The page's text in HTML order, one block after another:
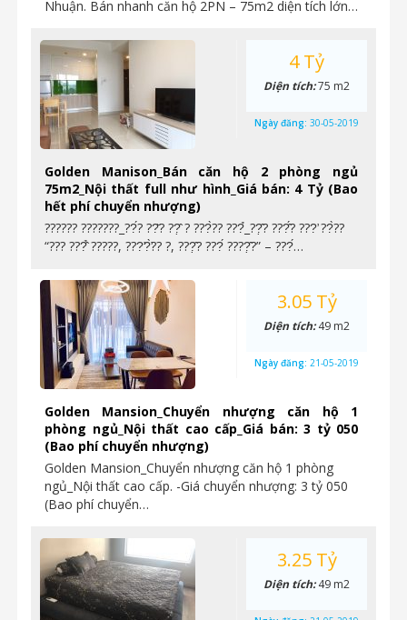
Nhuận. Bán nhanh căn hộ 2PN – 75m2 diện tích lớn…
Golden Manison_Bán căn hộ 2 phòng ngủ
75m2_Nội thất full như hình_Giá bán: 4 Tỷ (Bao
hết phí chuyển nhượng)
?????? ???????_??́? ??̆? ??̣̂ ? ???̀?? ???̉_??̣̂? ???̂́? ???̛ ??̀??
“??? ???̂̉ ?????, ???̛?̛̀?? ?, ???̣̂? ???́ ????̣̂?” – ???́…
4 Tỷ
Diện tích:75 m2
Ngày đăng: 30-05-2019
Golden Mansion_Chuyển nhượng căn hộ 1
phòng ngủ_Nội thất cao cấp_Giá bán: 3 tỷ 050
(Bao phí chuyển nhượng)
Golden Mansion_Chuyển nhượng căn hộ 1 phòng
ngủ_Nội thất cao cấp. -Giá chuyển nhượng: 3 tỷ 050
(Bao phí chuyển…
3.05 Tỷ
Diện tích:49 m2
Ngày đăng: 21-05-2019
3.25 Tỷ
Diện tích:49 m2